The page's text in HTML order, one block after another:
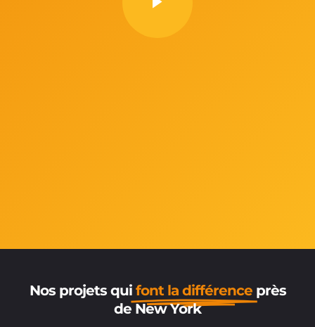
Nos projets qui font la différence près
de New York